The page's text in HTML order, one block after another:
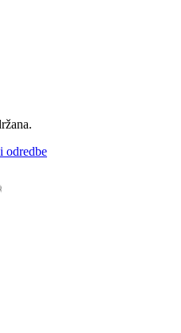
odredbe